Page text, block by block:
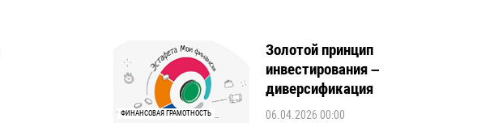
ФИНАНСОВАЯ ГРАМОТНОСТЬ
Золотой принцип
инвестирования –
диверсификация
06.04.2026 00:00